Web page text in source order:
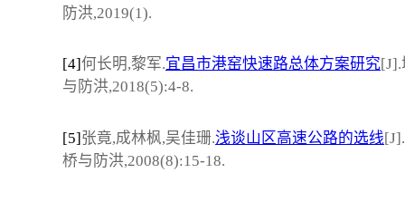
防洪,2019(1).
[4]何长明,黎军.宜昌市港窑快速路总体方案研究
与防洪,2018(5):4-8.
[5]张竟,成林枫,吴佳珊.浅谈山区高速公路的选线
桥与防洪,2008(8):15-18.